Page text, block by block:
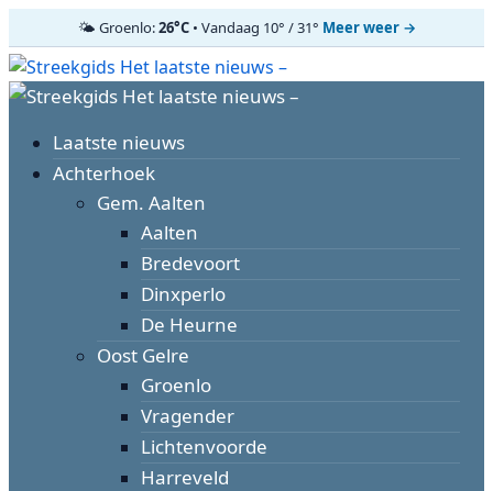
🌤️ Groenlo:26°C• Vandaag 10° / 31° Meer weer →
Ga
naar
inhoud
Primair
Laatste nieuws
Achterhoek
Gem. Aalten
Aalten
Bredevoort
Dinxperlo
De Heurne
Oost Gelre
Groenlo
Vragender
Lichtenvoorde
Harreveld